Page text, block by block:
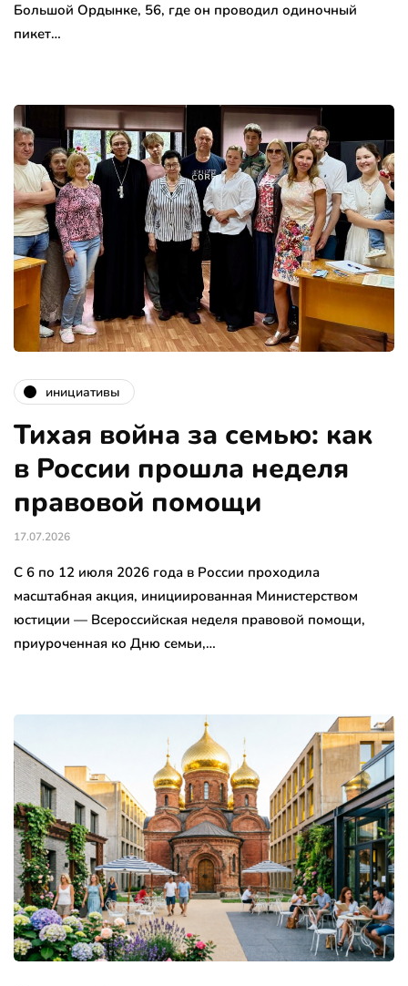
Большой Ордынке, 56, где он проводил одиночный
пикет…
инициативы
Тихая война за семью: как
в России прошла неделя
правовой помощи
17.07.2026
С 6 по 12 июля 2026 года в России проходила
масштабная акция, инициированная Министерством
юстиции — Всероссийская неделя правовой помощи,
приуроченная ко Дню семьи,…